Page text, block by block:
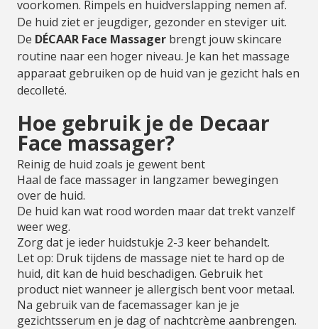
voorkomen. Rimpels en huidverslapping nemen af.
De huid ziet er jeugdiger, gezonder en steviger uit.
De DÉCAAR Face Massager brengt jouw skincare
routine naar een hoger niveau. Je kan het massage
apparaat gebruiken op de huid van je gezicht hals en
decolleté.
Hoe gebruik je de Decaar
Face massager?
Reinig de huid zoals je gewent bent
Haal de face massager in langzamer bewegingen
over de huid.
De huid kan wat rood worden maar dat trekt vanzelf
weer weg.
Zorg dat je ieder huidstukje 2-3 keer behandelt.
Let op: Druk tijdens de massage niet te hard op de
huid, dit kan de huid beschadigen. Gebruik het
product niet wanneer je allergisch bent voor metaal.
Na gebruik van de facemassager kan je je
gezichtsserum en je dag of nachtcrème aanbrengen.